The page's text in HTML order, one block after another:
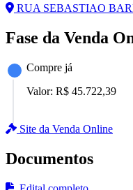
RUA SEBASTIAO
Fase da Venda
Compre já
Valor: R$ 45.722,39
Site da Venda Online
Documentos